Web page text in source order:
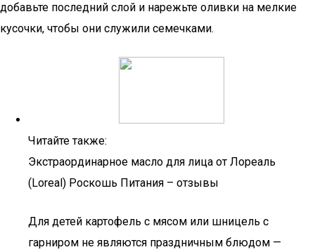
добавьте последний слой и нарежьте оливки на мелкие
кусочки, чтобы они служили семечками.
Читайте также:
Экстраординарное масло для лица от Лореаль
(Loreal) Роскошь Питания – отзывы
Для детей картофель с мясом или шницель с
гарниром не являются праздничным блюдом —